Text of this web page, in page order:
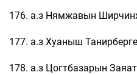
176. а.з Нямжавын
177. а.з Хуаныш
178. а.з Цогтбазарын